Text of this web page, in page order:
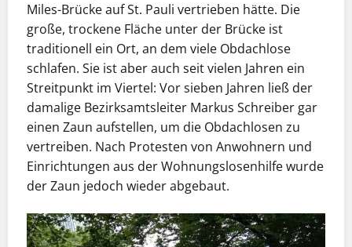
Miles-Brücke auf St. Pauli vertrieben hätte. Die
große, trockene Fläche unter der Brücke ist
traditionell ein Ort, an dem viele Obdachlose
schlafen. Sie ist aber auch seit vielen Jahren ein
Streitpunkt im Viertel: Vor sieben Jahren ließ der
damalige Bezirksamtsleiter Markus Schreiber gar
einen Zaun aufstellen, um die Obdachlosen zu
vertreiben. Nach Protesten von Anwohnern und
Einrichtungen aus der Wohnungslosenhilfe wurde
der Zaun jedoch wieder abgebaut.